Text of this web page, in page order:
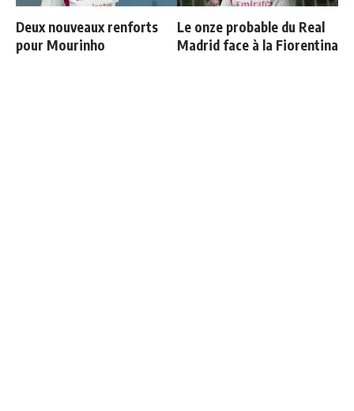
Deux nouveaux renforts
pour Mourinho
Le onze probable du Real
Madrid face à la Fiorentina